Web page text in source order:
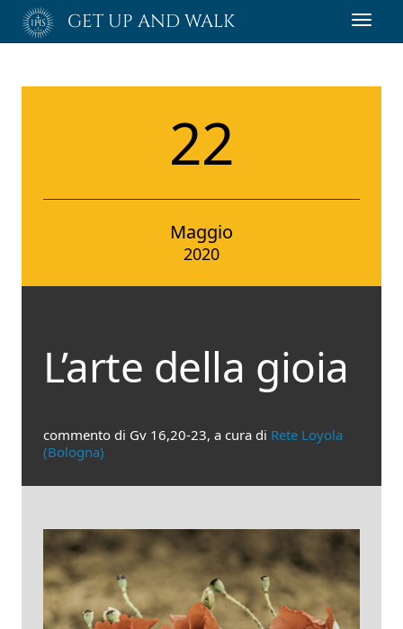
Passa
GET UP AND WALK
22
Maggio
2020
L’arte della gioia
commento di Gv 16,20-23, a cura di Rete Loyola
(Bologna)